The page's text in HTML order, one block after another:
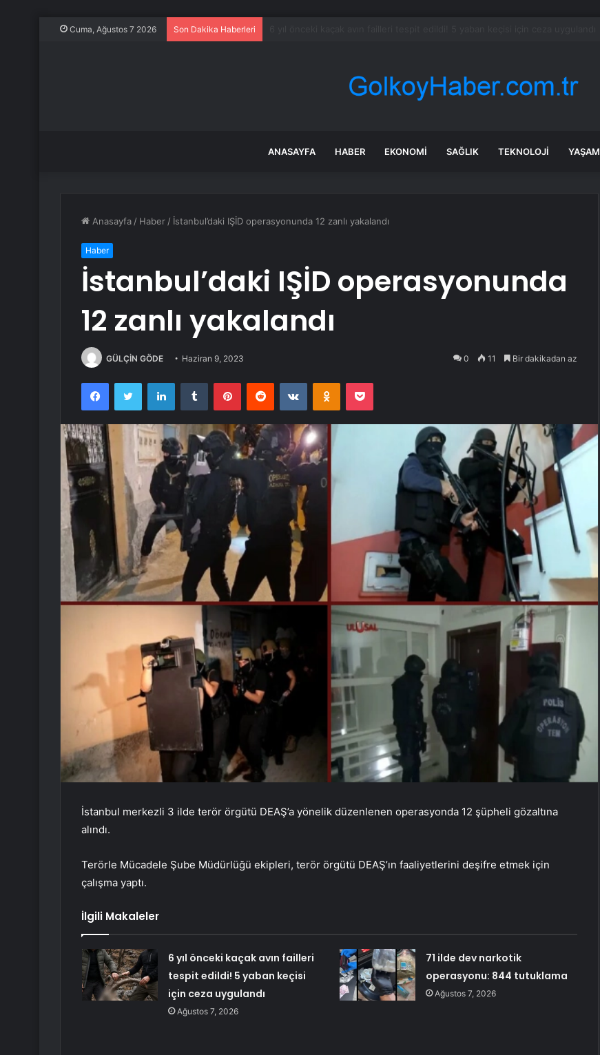
Cuma, Ağustos 7 2026 Son Dakika Haberleri
ANASAYFA HABER EKONOMI SAĞLIK TEKNOLOJI YAŞAM
Anasayfa / Haber / İstanbul’daki IŞİD operasyonunda 12 zanlı yakalandı
Haber
İstanbul’daki IŞİD operasyonunda
12 zanlı yakalandı
GÜLÇİN GÖDE Haziran 9, 2023 0 11 Bir dakikadan az
FacebookTwitter LinkedInTumblr PinterestReddit VKontakteOdnoklassniki
Pocket
İstanbul merkezli 3 ilde terör örgütü DEAŞ’a yönelik düzenlenen operasyonda 12 şüpheli gözaltına
alındı.
Terörle Mücadele Şube Müdürlüğü ekipleri, terör örgütü DEAŞ’ın faaliyetlerini deşifre etmek için
çalışma yaptı.
İlgili Makaleler
6 yıl önceki kaçak avın failleri
tespit edildi! 5 yaban keçisi
için ceza uygulandı
Ağustos 7, 2026
71 ilde dev narkotik
operasyonu: 844 tutuklama
Ağustos 7, 2026